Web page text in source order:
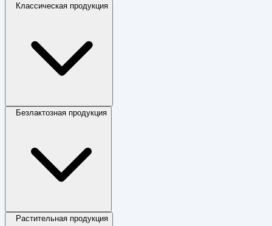
Классическая продукция
Безлактозная продукция
Растительная продукция